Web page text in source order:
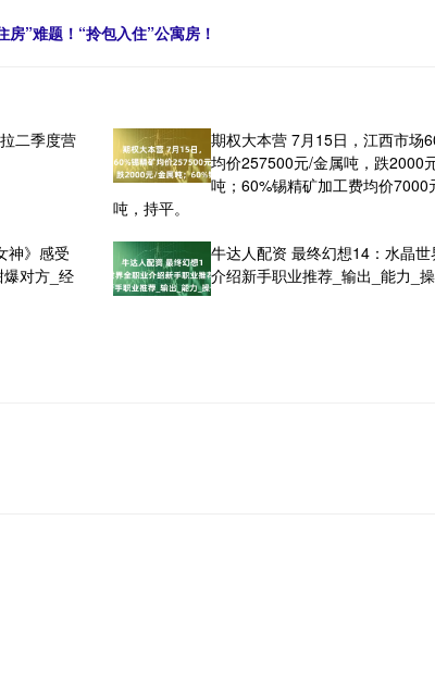
”难题！“拎包入住”公寓房！
二季度营
期权大本营 7月15日，江西市场
均价257500元/金属吨，跌2000
吨；60%锡精矿加工费均价7000
吨，持平。
神》感受
爆对方_经
牛达人配资 最终幻想14：水晶世
介绍新手职业推荐_输出_能力_